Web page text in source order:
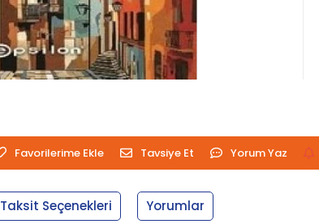
Favorilerime Ekle Tavsiye Et Yorum Yaz
Taksit Seçenekleri Yorumlar